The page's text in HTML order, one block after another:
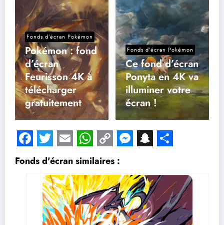
Fonds d’écran Pokémon
Pokémon : fond
d’écran
Feurisson 4K à
télécharger
gratuitement
Fonds d’écran Pokémon
Ce fond d’écran
Ponyta en 4K va
illuminer votre
écran !
Facebook
Twitter
EmailWhatsApp
Copy
Link
Messenger
Snapchat
Share
Fonds d'écran similaires :